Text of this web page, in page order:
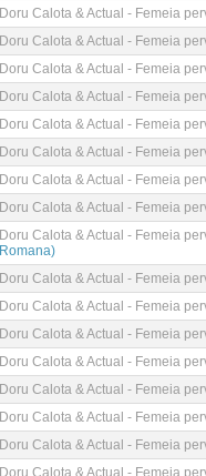
Doru Calota & Actual - Femeia
Doru Calota & Actual - Femeia
Doru Calota & Actual - Femeia
Doru Calota & Actual - Femeia
Doru Calota & Actual - Femeia
Doru Calota & Actual - Femeia
Doru Calota & Actual - Femeia
Doru Calota & Actual - Femeia
Doru Calota & Actual - Femeia
Romana)
Doru Calota & Actual - Femeia
Doru Calota & Actual - Femeia
Doru Calota & Actual - Femeia
Doru Calota & Actual - Femeia
Doru Calota & Actual - Femeia
Doru Calota & Actual - Femeia
Doru Calota & Actual - Femeia
Doru Calota & Actual - Femeia